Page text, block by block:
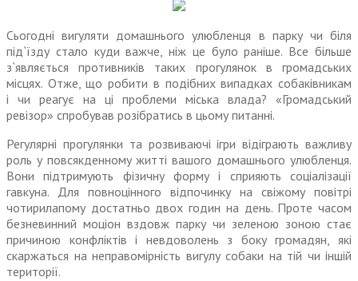
Сьогодні вигуляти домашнього улюбленця в парку чи біля
під`їзду стало куди важче, ніж це було раніше. Все більше
з`являється противників таких прогулянок в громадських
місцях. Отже, що робити в подібних випадках собаківникам
і чи реагує на ці проблеми міська влада? «Громадський
ревізор» спробував розібратись в цьому питанні.
Регулярні прогулянки та розвиваючі ігри відіграють важливу
роль у повсякденному житті вашого домашнього улюбленця.
Вонипідтримують фізичну форму і сприяють соціалізації
гавкуна. Для повноцінного відпочинку на свіжому повітрі
чотирилапому достатньо двох годин на день. Проте часом
безневинний моціон вздовж парку чи зеленою зоною стає
причиною конфліктів і невдоволень з боку громадян, які
скаржаться нанеправомірність вигулу собаки на тій чи іншій
території.